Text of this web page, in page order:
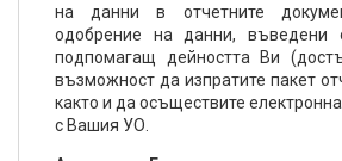
на данни в отчетните
одобрение на данни, въведени
подпомагащ дейността Ви
възможност да изпратите пакет
както и да осъществите
с Вашия УО.